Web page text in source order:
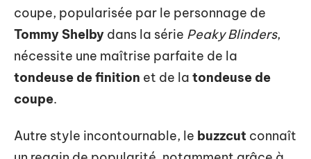
coupe, popularisée par le personnage de
Tommy Shelby dans la série Peaky Blinders,
nécessite une maîtrise parfaite de la
tondeuse de finition et de la tondeuse de
coupe.
Autre style incontournable, le buzzcut connaît